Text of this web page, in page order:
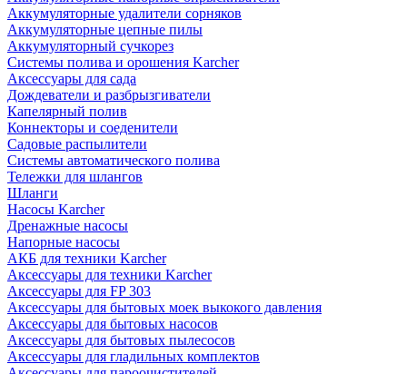
Аккумуляторные удалители сорняков
Аккумуляторные цепные пилы
Аккумуляторный сучкорез
Системы полива и орошения Karcher
Аксессуары для сада
Дождеватели и разбрызгиватели
Капелярный полив
Коннекторы и соеденители
Садовые распылители
Системы автоматического полива
Тележки для шлангов
Шланги
Насосы Karcher
Дренажные насосы
Напорные насосы
АКБ для техники Karcher
Аксессуары для техники Karcher
Аксессуары для FP 303
Аксессуары для бытовых моек выкокого давления
Аксессуары для бытовых насосов
Аксессуары для бытовых пылесосов
Аксессуары для гладильных комплектов